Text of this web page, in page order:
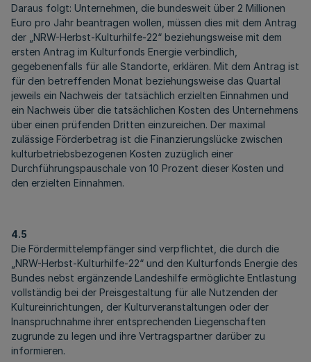
Daraus folgt: Unternehmen, die bundesweit über 2 Millionen
Euro pro Jahr beantragen wollen, müssen dies mit dem Antrag
der „NRW-Herbst-Kulturhilfe-22“ beziehungsweise mit dem
ersten Antrag im Kulturfonds Energie verbindlich,
gegebenenfalls für alle Standorte, erklären. Mit dem Antrag ist
für den betreffenden Monat beziehungsweise das Quartal
jeweils ein Nachweis der tatsächlich erzielten Einnahmen und
ein Nachweis über die tatsächlichen Kosten des Unternehmens
über einen prüfenden Dritten einzureichen. Der maximal
zulässige Förderbetrag ist die Finanzierungslücke zwischen
kulturbetriebsbezogenen Kosten zuzüglich einer
Durchführungspauschale von 10 Prozent dieser Kosten und
den erzielten Einnahmen.
4.5
Die Fördermittelempfänger sind verpflichtet, die durch die
„NRW-Herbst-Kulturhilfe-22“ und den Kulturfonds Energie des
Bundes nebst ergänzende Landeshilfe ermöglichte Entlastung
vollständig bei der Preisgestaltung für alle Nutzenden der
Kultureinrichtungen, der Kulturveranstaltungen oder der
Inanspruchnahme ihrer entsprechenden Liegenschaften
zugrunde zu legen und ihre Vertragspartner darüber zu
informieren.